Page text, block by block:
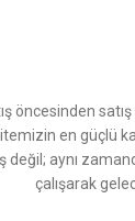
öncesinden
en güçlü
değil; aynı
çalışarak